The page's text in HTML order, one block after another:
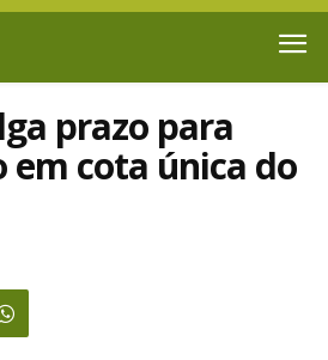
prazo para
em cota única do